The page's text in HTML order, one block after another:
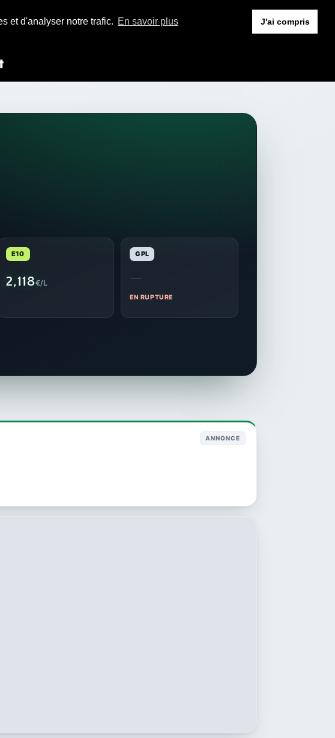
et d'analyser notre trafic. En savoir plus J'ai compris
E10
2,118€/L
GPL
—
EN RUPTURE
ANNONCE